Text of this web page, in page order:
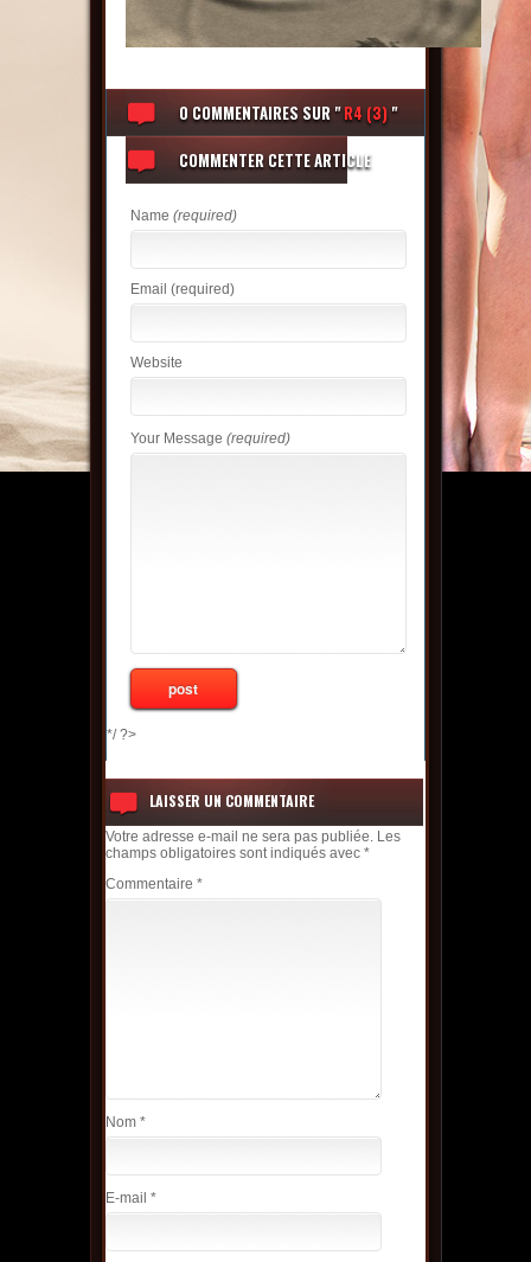
0 COMMENTAIRESSUR "R4 (3) "
COMMENTER CETTE ARTICLE
Name (required)
Email (required)
Website
Your Message (required)
*/ ?>
LAISSER UN COMMENTAIRE
Votre adresse e-mail ne sera pas publiée. Les
champs obligatoires sont indiqués avec *
Commentaire *
Nom *
E-mail *